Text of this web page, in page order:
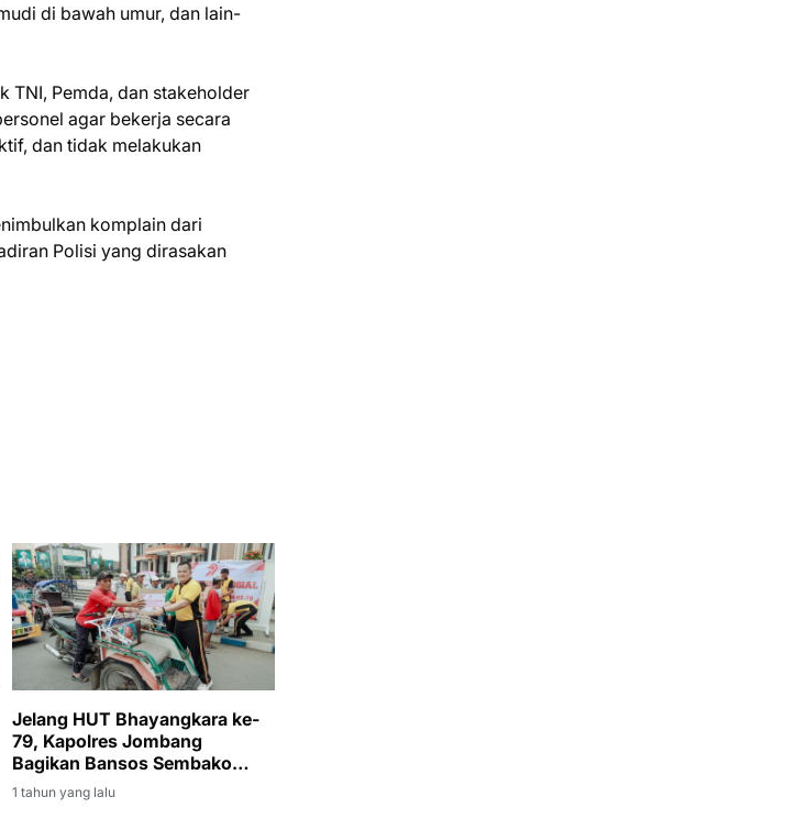
di bawah umur, dan lain-
TNI, Pemda, dan stakeholder
agar bekerja secara
dan tidak melakukan
komplain dari
Polisi yang dirasakan
Jelang HUT Bhayangkara ke-
79, Kapolres Jombang
Bagikan Bansos Sembako
kepada Juru Parkir dan Abang
Becak
1 tahun yang lalu